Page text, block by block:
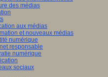
des médias
aux médias
et nouveaux médias
numérique
responsable
numérique
sociaux